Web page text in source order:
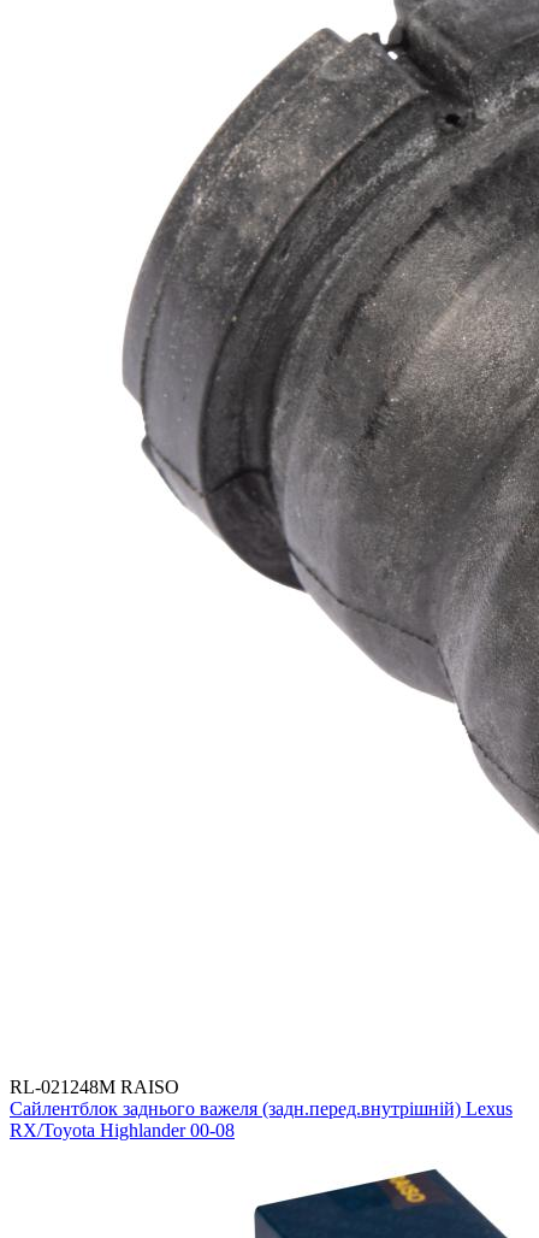
RL-021248M RAISO
Сайлентблок заднього важеля (задн.перед.внутрішній) Lexus
RX/Toyota Highlander 00-08